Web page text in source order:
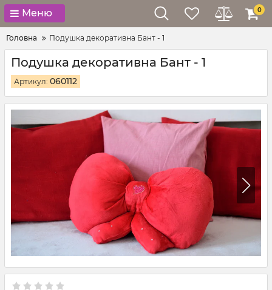
Меню 0
Головна Подушка декоративна Бант - 1
Подушка декоративна Бант - 1
Артикул: 060112